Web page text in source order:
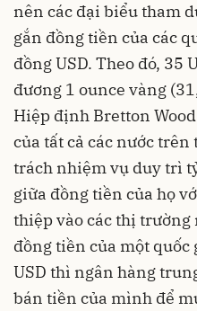
nên các đại biểu tham
gắn đồng tiền của các
đồng USD. Theo đó, 35
đương 1 ounce vàng
Hiệp định Bretton
của tất cả các nước
trách nhiệm vụ duy trì
giữa đồng tiền của họ
thiệp vào các thị
đồng tiền của một quốc
USD thì ngân hàng
bán tiền của mình để